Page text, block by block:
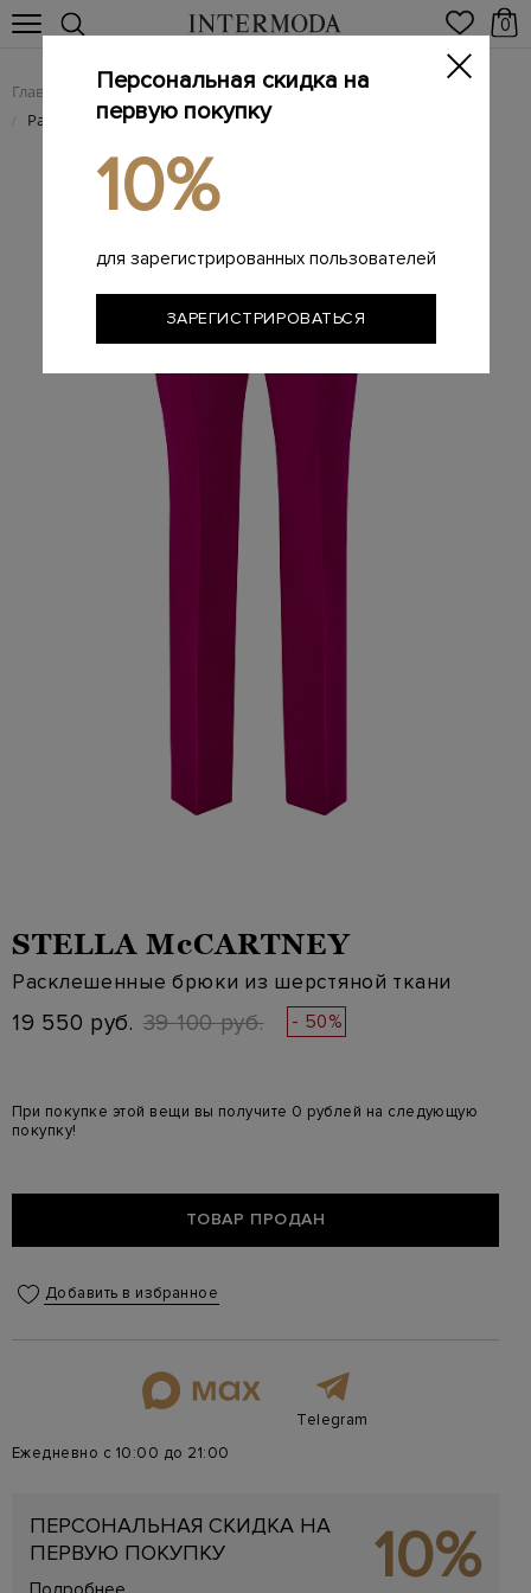
0
Главная Женщинам / Женская одежда / Женские брюки
/ Расклешенные брюки из шерстяной ткани
STELLA McCARTNEY
Расклешенные брюки из шерстяной ткани
19 550 руб. 39 100 руб. - 50%
При покупке этой вещи вы получите 0 рублей на следующую
покупку!
ТОВАР ПРОДАН
Добавить в избранное
Telegram
Ежедневно с 10:00 до 21:00
ПЕРСОНАЛЬНАЯ СКИДКА НА
ПЕРВУЮ ПОКУПКУ
10%
Персональная скидка на
первую покупку
10%
для зарегистрированных пользователей
ЗАРЕГИСТРИРОВАТЬСЯ